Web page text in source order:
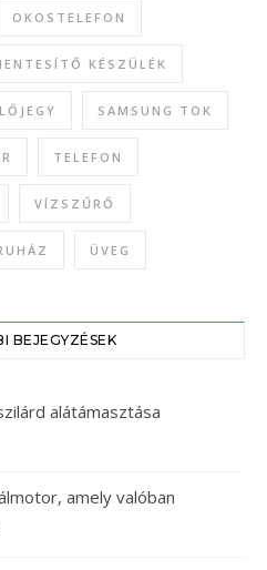
OKOSTELEFON
KÉSZÜLÉK
SAMSUNG TOK
TELEFON
VÍZSZŰRŐ
ÜVEG
BEJEGYZÉSEK
alátámasztása
amely valóban